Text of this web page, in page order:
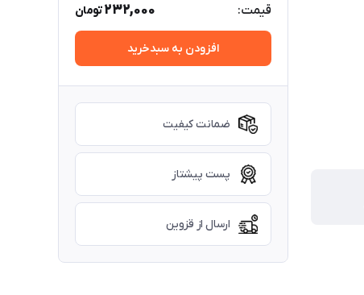
قیمت: 232,000تومان
افزودن به سبدخرید
ضمانت کیفیت
پست پیشتاز
ارسال از قزوین